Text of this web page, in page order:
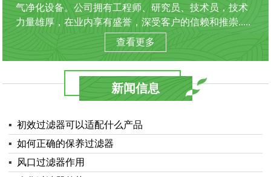
气净化设备。公司拥有工程师、研究员、技术员，技术
力量雄厚，在业内享有盛誉，深受客户的信赖和推崇.....
查看更多
新闻信息
▪ 初效过滤器可以适配什么产品
▪ 如何正确的保养过滤器
▪
风口过滤器作用